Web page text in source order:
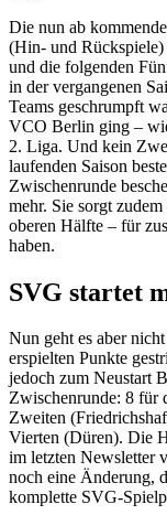
Die nun ab
(Hin- und
und die folgenden
in der vergangenen
Teams geschrumpft
VCO Berlin ging –
2. Liga. Und kein
laufenden Saison
Zwischenrunde
mehr. Sie sorgt
oberen Hälfte – für
haben.
SVG startet
Nun geht es aber
erspielten Punkte
jedoch zum Neustart
Zwischenrunde: 8 für
Zweiten
Vierten (Düren). Die
im letzten Newsletter
noch eine Änderung,
komplette SVG-